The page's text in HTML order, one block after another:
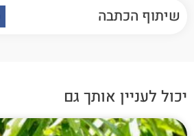
שיתוף הכתבה
יכול לעניין אותך גם